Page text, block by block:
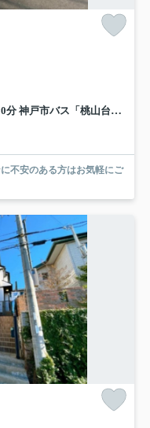
ス「桃山台３丁目」 停歩5分
不安のある方はお気軽にご